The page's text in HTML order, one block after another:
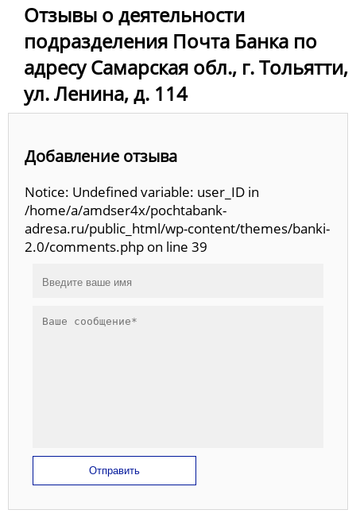
Отзывы о деятельности
подразделения Почта Банка по
адресу Самарская обл., г. Тольятти,
ул. Ленина, д. 114
Добавление отзыва
Notice: Undefined variable: user_ID in
/home/a/amdser4x/pochtabank-
adresa.ru/public_html/wp-content/themes/banki-
2.0/comments.php on line 39
Отправить